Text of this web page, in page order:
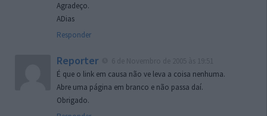
Agradeço.
ADias
Responder
Reporter
É que o link em causa não ve leva a coisa nenhuma.
Abre uma página em branco e não passa daí.
Obrigado.